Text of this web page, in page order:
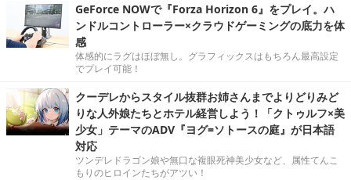
GeForce NOWで『Forza Horizon 6』をプレイ。ハ
ンドルコントローラー×クラウドゲーミングの底力を体
感
体感的にラグはほぼ無し。グラフィックスはもちろん最高設定
でプレイ可能！
クーデレからスタイル抜群お姉さんまでよりどりみど
りな人外娘たちとホテル経営しよう！「クトゥルフ×美
少女」テーマのADV『ヨグ=ソトースの庭』が日本語
対応
ツンデレドラゴン娘や無口な複眼死神美少女など、属性てんこ
もりのヒロインたちがアツい！